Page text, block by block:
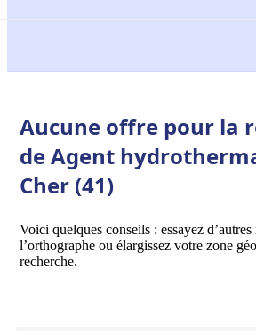
Aucune offre pour la
de Agent
Cher (41)
Voici quelques conseils : essayez
l’orthographe ou élargissez votre zone
recherche.